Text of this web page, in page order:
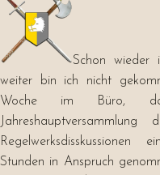
Schon wieder
weiter bin ich nicht
Woche im Büro,
Stunden in Anspruch